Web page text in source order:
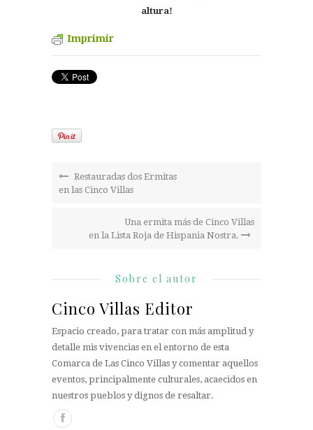
altura!
Imprimir
Restauradas dos Ermitas
en las Cinco Villas
Una ermita más de Cinco Villas
en la Lista Roja de Hispania Nostra.
Sobre el autor
Cinco Villas Editor
Espacio creado, para tratar con más amplitud y
detalle mis vivencias en el entorno de esta
Comarca de Las Cinco Villas y comentar aquellos
eventos, principalmente culturales, acaecidos en
nuestros pueblos y dignos de resaltar.